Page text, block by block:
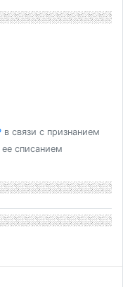
в связи с признанием
списанием